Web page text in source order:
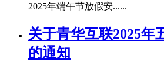
2025年端午节放假安......
关于青华互联2025年
的通知